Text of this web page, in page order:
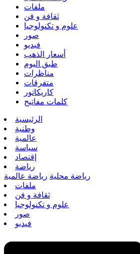
ملفات
ثقافة و فن
علوم و تكنولوجيا
صور
فيديو
أسعار الذهب
طبق اليوم
مناظرات
متفرقات
كاريكاتور
كلمات مفاتيح
الرئيسية
وطنية
عالمية
سياسة
إقتصاد
رياضة
رياضة محلية رياضة عالمية
ملفات
ثقافة و فن
علوم و تكنولوجيا
صور
فيديو